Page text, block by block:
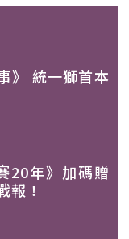
》 統一獅首本
20年》加碼贈
報！